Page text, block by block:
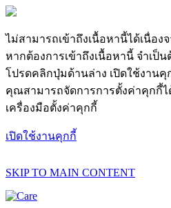
ไม่สามารถเข้าถึงเนื้อหานี้ได้เนื่อ
หากต้องการเข้าถึงเนื้อหานี้ จำเป็
โปรดคลิกปุ่มด้านล่าง เปิดใช้งาน
คุณสามารถจัดการการตั้งค่าคุกกี้ไ
เครื่องมือตั้งค่าคุกกี้
เปิดใช้งานคุกกี้
SKIP TO MAIN CONTENT